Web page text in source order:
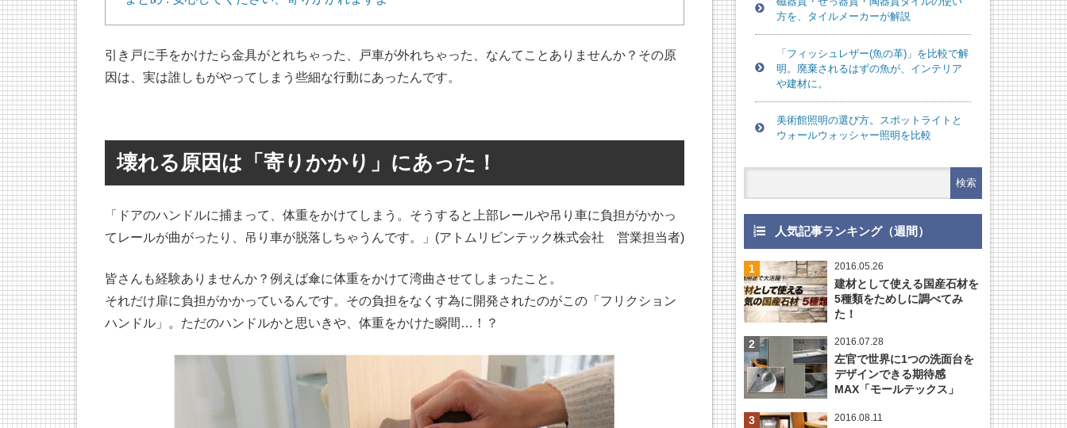
引き戸に手をかけたら金具がとれちゃった、戸車が外れちゃった、なんてことありませんか？その原
因は、実は誰しもがやってしまう些細な行動にあったんです。
壊れる原因は「寄りかかり」にあった！
「ドアのハンドルに捕まって、体重をかけてしまう。そうすると上部レールや吊り車に負担がかかっ
てレールが曲がったり、吊り車が脱落しちゃうんです。」(アトムリビンテック株式会社 営業担当者)
皆さんも経験ありませんか？例えば傘に体重をかけて湾曲させてしまったこと。
それだけ扉に負担がかかっているんです。その負担をなくす為に開発されたのがこの「フリクション
ハンドル」。ただのハンドルかと思いきや、体重をかけた瞬間…！？
方を、タイルメーカーが解説
「フィッシュレザー(魚の革)」を比較で解
明。廃棄されるはずの魚が、インテリア
や建材に。
美術館照明の選び方。スポットライトと
ウォールウォッシャー照明を比較
人気記事ランキング（週間）
2016.05.26
建材として使える国産石材を
5種類をためしに調べてみ
た！
2016.07.28
左官で世界に1つの洗面台を
デザインできる期待感
MAX「モールテックス」
2016.08.11